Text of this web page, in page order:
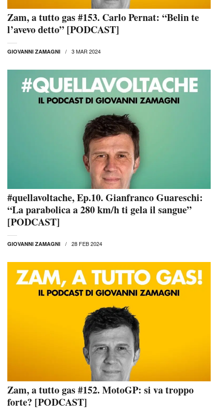
Zam, a tutto gas #153. Carlo Pernat: “Belin te
l’avevo detto” [PODCAST]
GIOVANNI ZAMAGNI 3 MAR 2024
#quellavoltache, Ep.10. Gianfranco Guareschi:
“La parabolica a 280 km/h ti gela il sangue”
[PODCAST]
GIOVANNI ZAMAGNI 28 FEB 2024
Zam, a tutto gas #152. MotoGP: si va troppo
forte? [PODCAST]